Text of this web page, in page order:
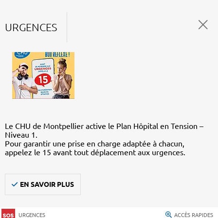
URGENCES
Le CHU de Montpellier active le Plan Hôpital en Tension –
Niveau 1.
Pour garantir une prise en charge adaptée à chacun,
appelez le 15 avant tout déplacement aux urgences.
EN SAVOIR PLUS
URGENCES ACCÈS RAPIDES